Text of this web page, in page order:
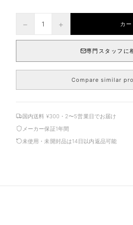
− 1 + カ
専門スタッフに
Compare similar
国内送料 ¥300・2〜5営業日でお届け
メーカー保証1年間
未使用・未開封品は14日以内返品可能